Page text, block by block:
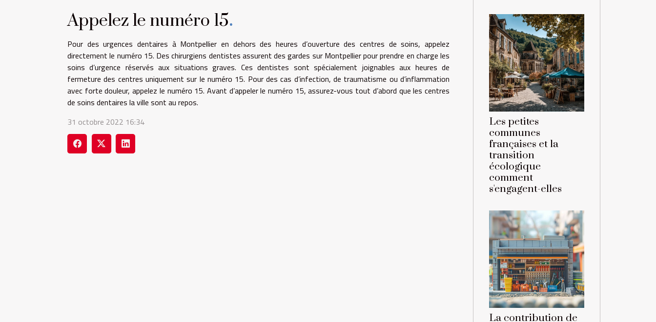
Appelez le numéro 15.
Pour des urgences dentaires à Montpellier en dehors des heures d’ouverture des centres de soins, appelez
directement le numéro 15. Des chirurgiens dentistes assurent des gardes sur Montpellier pour prendre en charge les
soins d’urgence réservés aux situations graves. Ces dentistes sont spécialement joignables aux heures de
fermeture des centres uniquement sur le numéro 15. Pour des cas d’infection, de traumatisme ou d’inflammation
avec forte douleur, appelez le numéro 15. Avant d’appeler le numéro 15, assurez-vous tout d’abord que les centres
de soins dentaires la ville sont au repos.
31 octobre 2022 16:34
Les petites
communes
françaises et la
transition
écologique
comment
s'engagent-elles
La contribution de